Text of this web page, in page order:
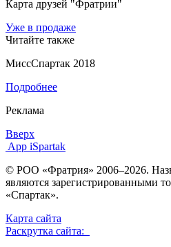
Карта друзей "Фратрии"
Уже в продаже
Читайте также
МиссСпартак 2018
Подробнее
Реклама
Вверх
App iSpartak
© РОО «Фратрия» 2006–2026.
являются зарегистрированными
«Спартак».
Карта сайта
Раскрутка сайта: